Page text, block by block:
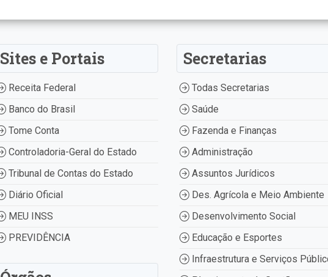
Sites e Portais
Receita Federal
Banco do Brasil
Tome Conta
Controladoria-Geral do Estado
Tribunal de Contas do Estado
Diário Oficial
MEU INSS
PREVIDÊNCIA
Secretarias
Todas Secretarias
Saúde
Fazenda e Finanças
Administração
Assuntos Jurídicos
Des. Agrícola e Meio Ambiente
Desenvolvimento Social
Educação e Esportes
Infraestrutura e Serviços